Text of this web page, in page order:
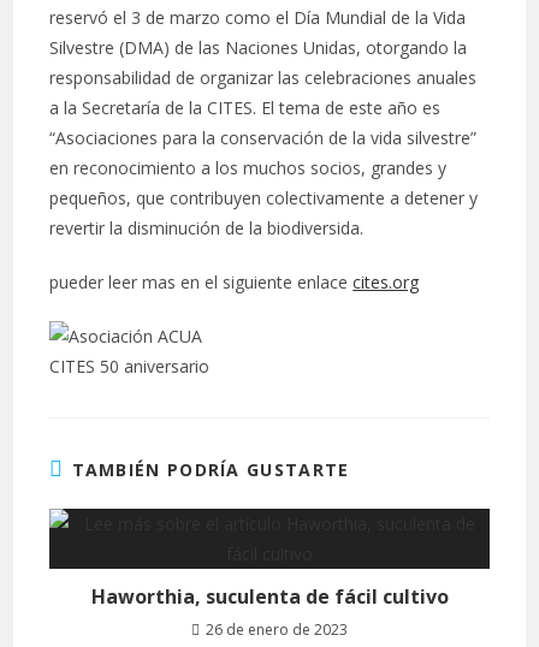
reservó el 3 de marzo como el Día Mundial de la Vida
Silvestre (DMA) de las Naciones Unidas, otorgando la
responsabilidad de organizar las celebraciones anuales
a la Secretaría de la CITES. El tema de este año es
“Asociaciones para la conservación de la vida silvestre”
en reconocimiento a los muchos socios, grandes y
pequeños, que contribuyen colectivamente a detener y
revertir la disminución de la biodiversida.
pueder leer mas en el siguiente enlacecites.org
CITES 50 aniversario
TAMBIÉN PODRÍA GUSTARTE
Haworthia, suculenta de fácil cultivo
26 de enero de 2023